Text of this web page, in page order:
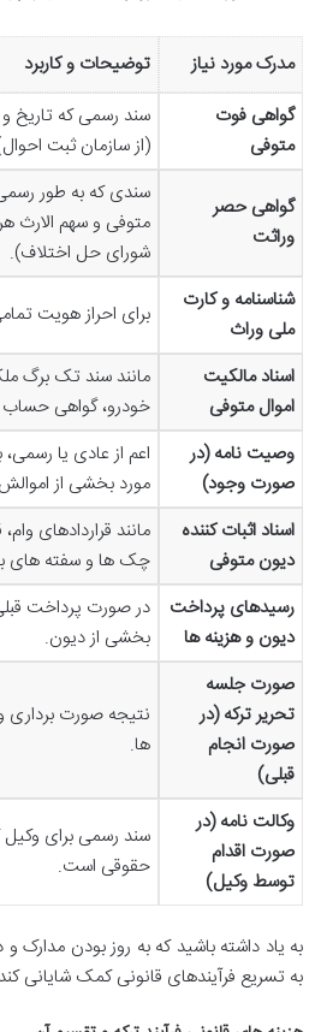
مدرک مورد نیاز
توضیحات و کاربرد
گواهی فوت
متوفی
سند رسمی که تاریخ
(از سازمان ثبت
گواهی حصر
وراثت
سندی که به طور
متوفی و سهم الارث
شورای حل اختلاف).
شناسنامه و کارت
ملی وراث
برای احراز هویت
اسناد مالکیت
اموال متوفی
مانند سند تک برگ
خودرو، گواهی حساب
وصیت نامه (در
صورت وجود)
اعم از عادی یا
مورد بخشی از
اسناد اثبات کننده
دیون متوفی
مانند قراردادهای
چک ها و سفته های
رسیدهای پرداخت
دیون و هزینه ها
در صورت پرداخت
بخشی از دیون.
صورت جلسه
تحریر ترکه (در
صورت انجام
قبلی)
نتیجه صورت برداری
ها.
وکالت نامه (در
صورت اقدام
توسط وکیل)
سند رسمی برای وکیل
حقوقی است.
به یاد داشته باشید که به روز بودن مدارک
به تسریع فرآیندهای قانونی کمک شایانی